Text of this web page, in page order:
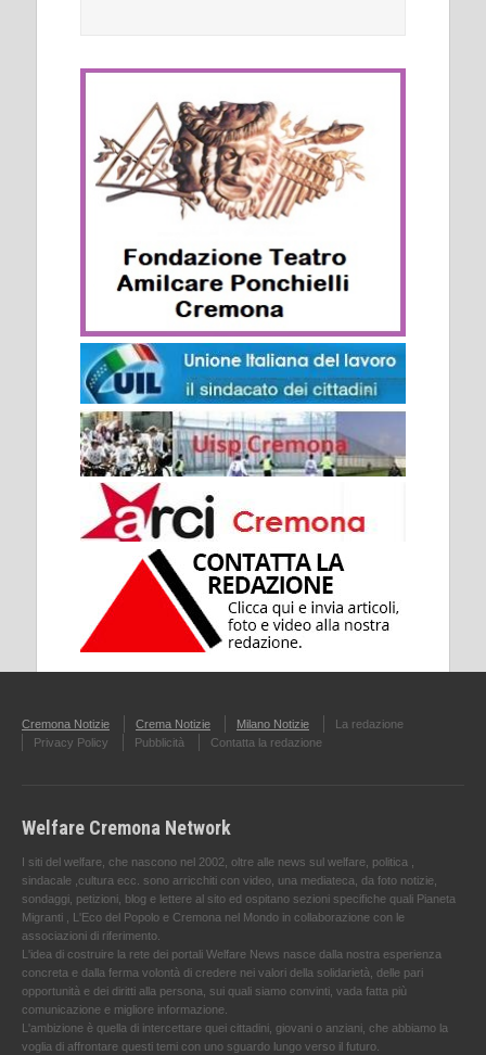
Cremona Notizie Crema Notizie Milano Notizie
La redazione
Privacy Policy
Pubblicità Contatta la redazione
Welfare Cremona Network
I siti del welfare, che nascono nel 2002, oltre alle news sul welfare, politica ,
sindacale ,cultura ecc. sono arricchiti con video, una mediateca, da foto notizie,
sondaggi, petizioni, blog e lettere al sito ed ospitano sezioni specifiche quali Pianeta
Migranti , L'Eco del Popolo e Cremona nel Mondo in collaborazione con le
associazioni di riferimento.
L'idea di costruire la rete dei portali Welfare News nasce dalla nostra esperienza
concreta e dalla ferma volontà di credere nei valori della solidarietà, delle pari
opportunità e dei diritti alla persona, sui quali siamo convinti, vada fatta più
comunicazione e migliore informazione.
L'ambizione è quella di intercettare quei cittadini, giovani o anziani, che abbiamo la
voglia di affrontare questi temi con uno sguardo lungo verso il futuro.